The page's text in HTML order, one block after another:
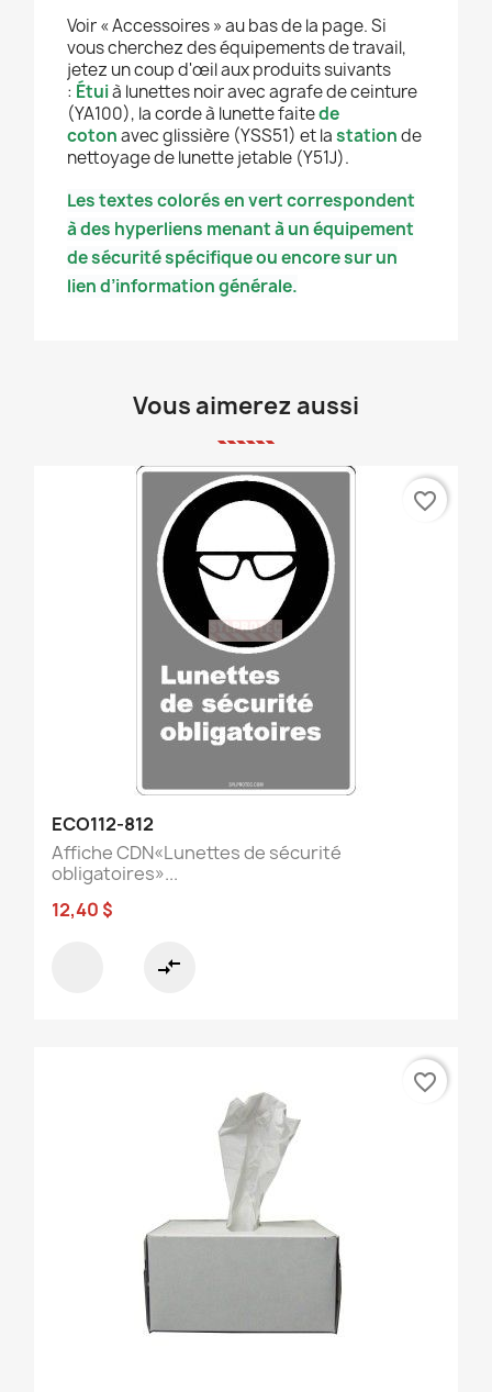
Voir « Accessoires » au bas de la page. Si
vous cherchez des équipements de travail,
jetez un coup d'œil aux produits suivants
: Étuià lunettes noir avec agrafe de ceinture
(YA100), la corde à lunette faitede
cotonavec glissière (YSS51) et lastationde
nettoyage de lunette jetable (Y51J).
Les textes colorés en vert correspondent
à des hyperliens menant à un équipement
de sécurité spécifique ou encore sur un
lien d’information générale.
Vous aimerez aussi
ECO112-812
Affiche CDN«Lunettes de sécurité
obligatoires»...
12,40 $
compare_arrows
favorite_border
favorite_border